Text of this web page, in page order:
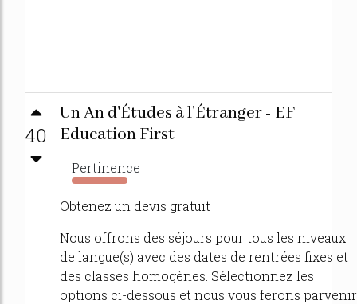
40
Un An d'Études à l'Étranger - EF
Education First
Pertinence
347%
Obtenez un devis gratuit
Nous offrons des séjours pour tous les niveaux
de langue(s) avec des dates de rentrées fixes et
des classes homogènes. Sélectionnez les
options ci-dessous et nous vous ferons parvenir